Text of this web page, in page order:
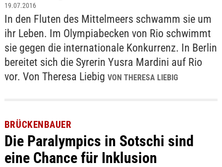
19.07.2016
In den Fluten des Mittelmeers schwamm sie um
ihr Leben. Im Olympiabecken von Rio schwimmt
sie gegen die internationale Konkurrenz. In Berlin
bereitet sich die Syrerin Yusra Mardini auf Rio
vor. Von Theresa Liebig VON THERESA LIEBIG
BRÜCKENBAUER
Die Paralympics in Sotschi sind
eine Chance für Inklusion